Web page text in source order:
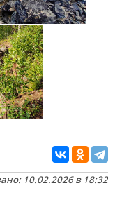
10.02.2026 в 18:32